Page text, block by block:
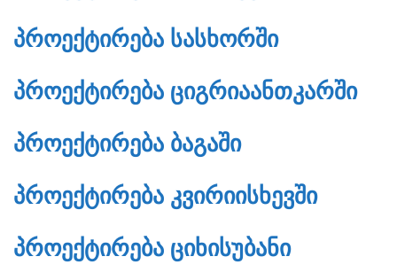
ᲞᲠᲝᲔᲥᲢᲘᲠᲔᲑᲐ ᲡᲐᲡᲮᲝᲠᲨᲘ
ᲞᲠᲝᲔᲥᲢᲘᲠᲔᲑᲐ ᲪᲘᲒᲠᲘᲐᲐᲜᲗᲙᲐᲠᲨᲘ
ᲞᲠᲝᲔᲥᲢᲘᲠᲔᲑᲐ ᲑᲐᲒᲐᲨᲘ
ᲞᲠᲝᲔᲥᲢᲘᲠᲔᲑᲐ ᲙᲕᲘᲠᲘᲘᲡᲮᲔᲕᲨᲘ
ᲞᲠᲝᲔᲥᲢᲘᲠᲔᲑᲐ ᲪᲘᲮᲘᲡᲣᲑᲐᲜᲘ